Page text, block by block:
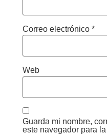
Correo electrónico *
Web
Guarda mi nombre,
este navegador para